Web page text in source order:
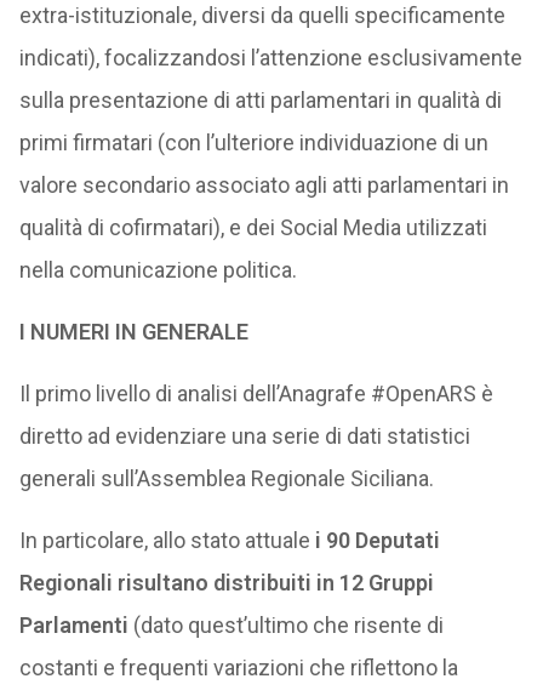
extra-istituzionale, diversi da quelli specificamente
indicati), focalizzandosi l’attenzione esclusivamente
sulla presentazione di atti parlamentari in qualità di
primi firmatari (con l’ulteriore individuazione di un
valore secondario associato agli atti parlamentari in
qualità di cofirmatari), e dei Social Media utilizzati
nella comunicazione politica.
I NUMERI IN GENERALE
Il primo livello di analisi dell’Anagrafe #OpenARS è
diretto ad evidenziare una serie di dati statistici
generali sull’Assemblea Regionale Siciliana.
In particolare, allo stato attuale i 90 Deputati
Regionali risultano distribuiti in 12 Gruppi
Parlamenti (dato quest’ultimo che risente di
costanti e frequenti variazioni che riflettono la